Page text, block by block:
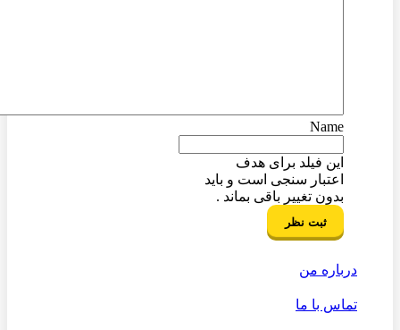
Name
این فیلد برای هدف
اعتبار سنجی است و باید
بدون تغییر باقی بماند .
درباره من
تماس با ما